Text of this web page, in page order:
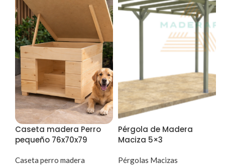
Caseta madera Perro
pequeño 76x70x79
Caseta perro madera
Pérgola de Madera
Maciza 5×3
Pérgolas Macizas